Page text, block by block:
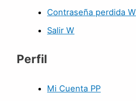
Contraseña perdida W
Salir W
Perfil
Mi Cuenta PP